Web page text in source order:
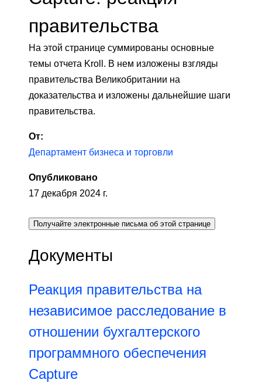
правительства
На этой странице суммированы основные
темы отчета Kroll. В нем изложены взгляды
правительства Великобритании на
доказательства и изложены дальнейшие шаги
правительства.
От:
Департамент бизнеса и торговли
Опубликовано
17 декабря 2024 г.
Получайте электронные письма об этой странице
Документы
Реакция правительства на
независимое расследование в
отношении бухгалтерского
программного обеспечения
Capture